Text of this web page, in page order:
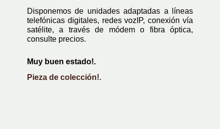
Disponemos de unidades adaptadas a líneas
telefónicas digitales, redes vozIP, conexión vía
satélite, a través de módem o fibra óptica,
consulte precios.
Muy buen estado!.
Pieza de colección!.